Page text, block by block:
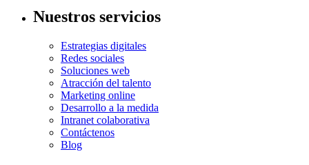
Nuestros servicios
Estrategias digitales
Redes sociales
Soluciones web
Atracción del talento
Marketing online
Desarrollo a la medida
Intranet colaborativa
Contáctenos
Blog